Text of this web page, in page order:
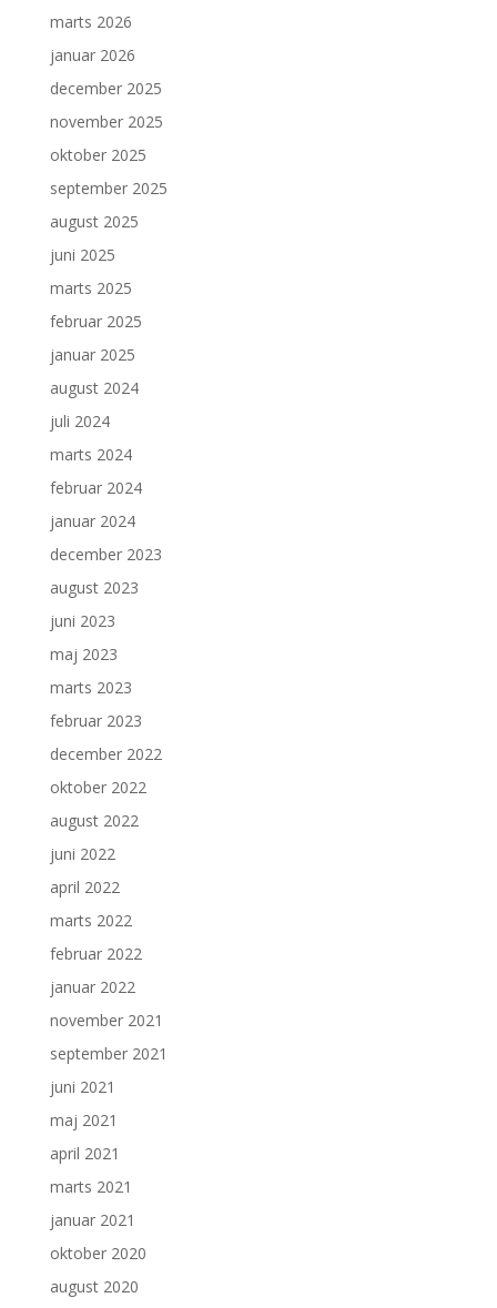
marts 2026
januar 2026
december 2025
november 2025
oktober 2025
september 2025
august 2025
juni 2025
marts 2025
februar 2025
januar 2025
august 2024
juli 2024
marts 2024
februar 2024
januar 2024
december 2023
august 2023
juni 2023
maj 2023
marts 2023
februar 2023
december 2022
oktober 2022
august 2022
juni 2022
april 2022
marts 2022
februar 2022
januar 2022
november 2021
september 2021
juni 2021
maj 2021
april 2021
marts 2021
januar 2021
oktober 2020
august 2020